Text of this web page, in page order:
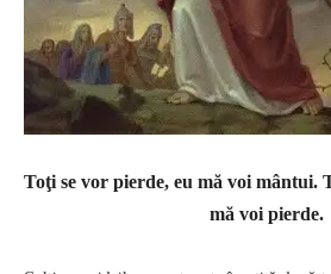
Toţi se vor pierde, eu mă voi mântui.
mă voi pierde.